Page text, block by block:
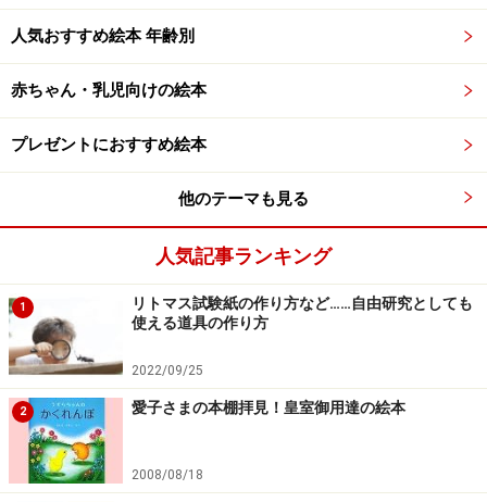
人気おすすめ絵本 年齢別
赤ちゃん・乳児向けの絵本
プレゼントにおすすめ絵本
他のテーマも見る
人気記事ランキング
1
リトマス試験紙の作り方など……自由研究としても
使える道具の作り方
2022/09/25
2 愛子さまの本棚拝見！皇室御用達の絵本
2008/08/18